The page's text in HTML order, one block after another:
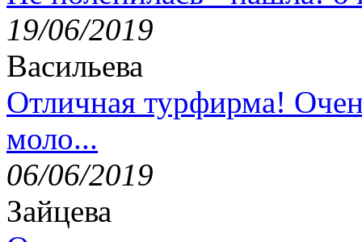
19/06/2019
Васильева
Отличная турфирма!
моло...
06/06/2019
Зайцева